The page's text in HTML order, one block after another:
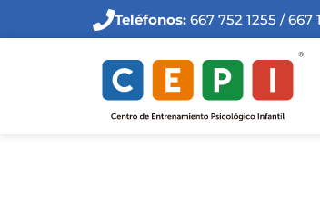
Teléfonos: 667 752 1255 / 667